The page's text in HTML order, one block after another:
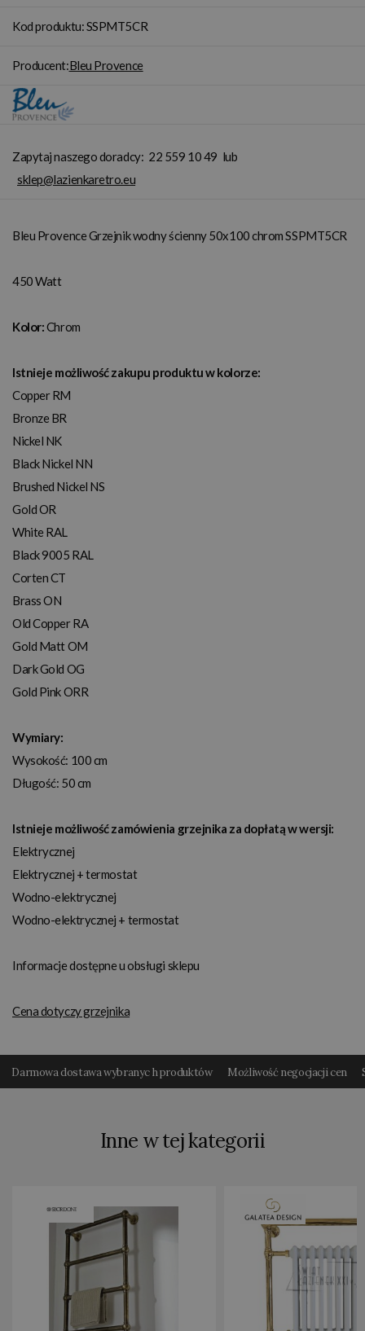
Kod produktu: SSPMT5CR
Producent:Bleu Provence
Zapytaj naszego doradcy: 22 559 10 49 lub
sklep@lazienkaretro.eu
Bleu Provence Grzejnik wodny ścienny 50x100 chrom SSPMT5CR
450 Watt
Kolor:Chrom
Istnieje możliwość zakupu produktu w kolorze:
Copper RM
Bronze BR
Nickel NK
Black Nickel NN
Brushed Nickel NS
Gold OR
White RAL
Black 9005 RAL
Corten CT
Brass ON
Old Copper RA
Gold Matt OM
Dark Gold OG
Gold Pink ORR
Wymiary:
Wysokość: 100 cm
Długość: 50 cm
Istnieje możliwość zamówienia grzejnika za dopłatą w wersji:
Elektrycznej
Elektrycznej + termostat
Wodno-elektrycznej
Wodno-elektrycznej + termostat
Informacje dostępne u obsługi sklepu
Cena dotyczy grzejnika
Darmowa dostawa wybranyc h produktów Możliwość negocjacji cen
Inne w tej kategorii